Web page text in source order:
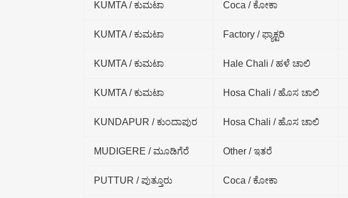
KUMTA / ಕುಮಟಾ Coca / ಕೋಕಾ
KUMTA / ಕುಮಟಾ Factory / ಫ್ಯಾಕ್ಟರಿ
KUMTA / ಕುಮಟಾ Hale Chali / ಹಳೆ ಚಾಲಿ
KUMTA / ಕುಮಟಾ Hosa Chali / ಹೊಸ ಚಾಲಿ
KUNDAPUR / ಕುಂದಾಪುರ Hosa Chali / ಹೊಸ ಚಾಲಿ
MUDIGERE / ಮೂಡಿಗೆರೆ Other / ಇತರೆ
PUTTUR / ಪುತ್ತೂರು Coca / ಕೋಕಾ